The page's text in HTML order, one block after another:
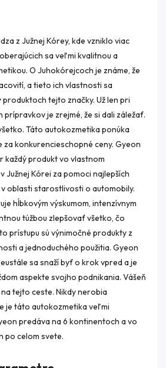
z Južnej Kórey, kde vzniklo viac
sa veľmi kvalitnou a
O Juhokórejcoch je známe, že
a tieto ich vlastnosti sa
tejto značky. Už len pri
je zrejmé, že si dali záležať.
Táto autokozmetika ponúka
konkurencieschopné ceny. Gyeon
každý produkt vo vlastnom
Južnej Kórei za pomoci najlepších
oblasti starostlivosti o automobily.
hĺbkovým výskumom, intenzívnym
túžbou zlepšovať všetko, čo
prístupu sú výnimočné produkty z
a jednoduchého použitia. Gyeon
sa snaží byť o krok vpred a je
aspekte svojho podnikania. Vášeň
tejto ceste. Nikdy nerobia
je táto autokozmetika veľmi
predáva na 6 kontinentoch a vo
po celom svete.